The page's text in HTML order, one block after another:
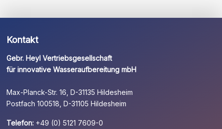
Kontakt
Gebr. Heyl Vertriebsgesellschaft
für innovative Wasseraufbereitung mbH
Max-Planck-Str. 16, D-31135 Hildesheim
Postfach 100518, D-31105 Hildesheim
Telefon: +49 (0) 5121 7609-0